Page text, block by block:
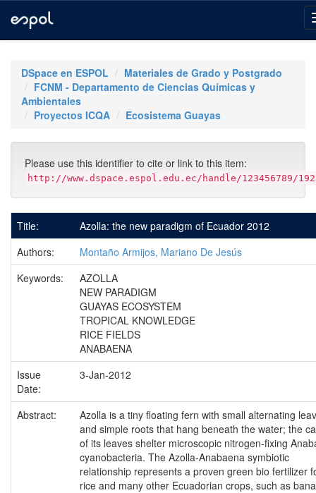
navigationDSpace en ESPOL
Materiales de Grado y Postgrado
FCNM - Departamento de Ciencias Químicas y
Ambientales
Proyectos ICQA
Ecosistema Guayas
Please use this identifier to cite or link to this item:
http://www.dspace.espol.edu.ec/handle/123456789/
Title:
Azolla: the new paradigm of Ecuador 2012
Authors:
Montaño Armijos, Mariano De Jesús
Keywords:
AZOLLA
NEW PARADIGM
GUAYAS ECOSYSTEM
TROPICAL KNOWLEDGE
RICE FIELDS
ANABAENA
Issue
Date:
3-Jan-2012
Abstract:
Azolla is a tiny floating fern with small alternating
and simple roots that hang beneath the water; the
of its leaves shelter microscopic nitrogen-fixing
cyanobacteria. The Azolla-Anabaena symbiotic
relationship represents a proven green bio fertilizer
rice and many other Ecuadorian crops, such as